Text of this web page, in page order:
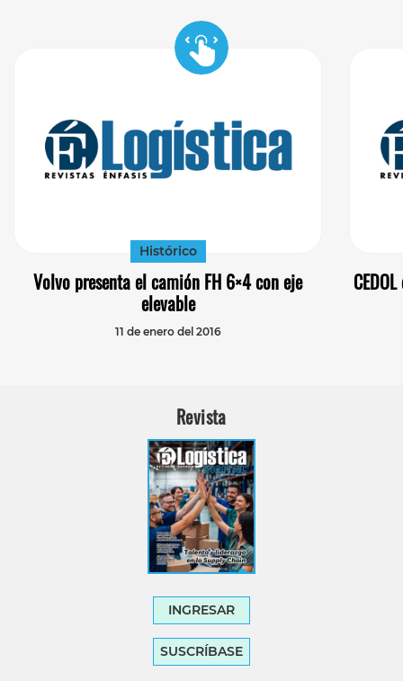
Histórico
Volvo presenta el camión FH 6×4 con eje
elevable
11 de enero del 2016
Revista
INGRESAR
SUSCRÍBASE